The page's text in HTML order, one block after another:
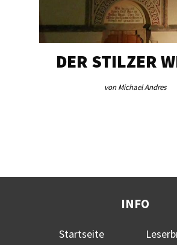
DER STILZER
von Michael Andres
INFO
Startseite